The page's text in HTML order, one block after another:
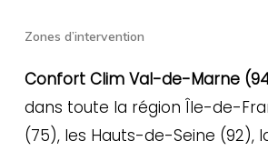
Zones d’intervention
Confort Clim Val-de-Marne
dans toute la région Île-de-
(75), les Hauts-de-Seine (92),